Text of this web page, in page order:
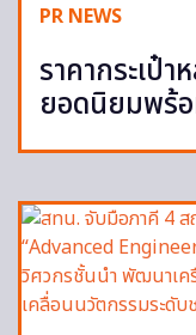
PR NEWS
ราคากระเป๋
ยอดนิยมพร้อ